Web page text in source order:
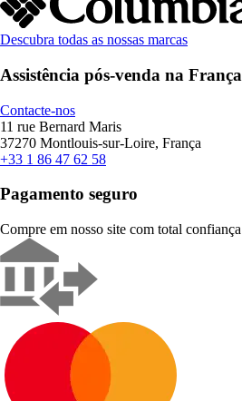
Descubra todas as nossas marcas
Assistência pós-venda na França
Contacte-nos
11 rue Bernard Maris
37270 Montlouis-sur-Loire, França
+33 1 86 47 62 58
Pagamento seguro
Compre em nosso site com total confiança